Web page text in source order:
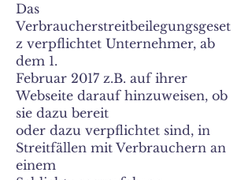
Das
Verbraucherstreitbeilegungsgeset
z verpflichtet Unternehmer, ab
dem 1.
Februar 2017 z.B. auf ihrer
Webseite darauf hinzuweisen, ob
sie dazu bereit
oder dazu verpflichtet sind, in
Streitfällen mit Verbrauchern an
einem